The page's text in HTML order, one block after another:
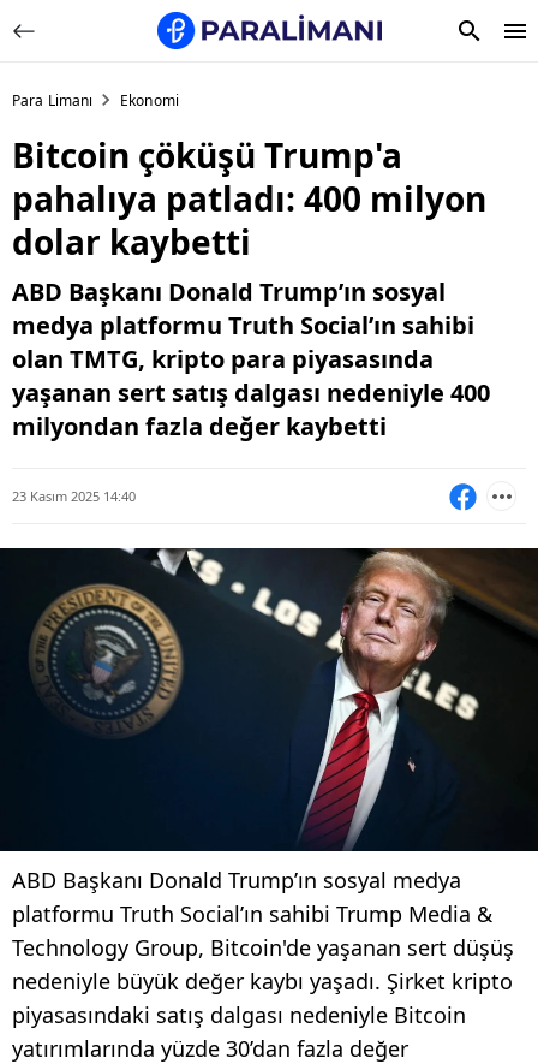
Para Limanı Ekonomi
Bitcoin çöküşü Trump'a
pahalıya patladı: 400 milyon
dolar kaybetti
ABD Başkanı Donald Trump’ın sosyal
medya platformu Truth Social’ın sahibi
olan TMTG, kripto para piyasasında
yaşanan sert satış dalgası nedeniyle 400
milyondan fazla değer kaybetti
23 Kasım 2025 14:40
ABD Başkanı Donald Trump’ın sosyal medya
platformu Truth Social’ın sahibi Trump Media &
Technology Group, Bitcoin'de yaşanan sert düşüş
nedeniyle büyük değer kaybı yaşadı. Şirket kripto
piyasasındaki satış dalgası nedeniyle Bitcoin
yatırımlarında yüzde 30’dan fazla değer